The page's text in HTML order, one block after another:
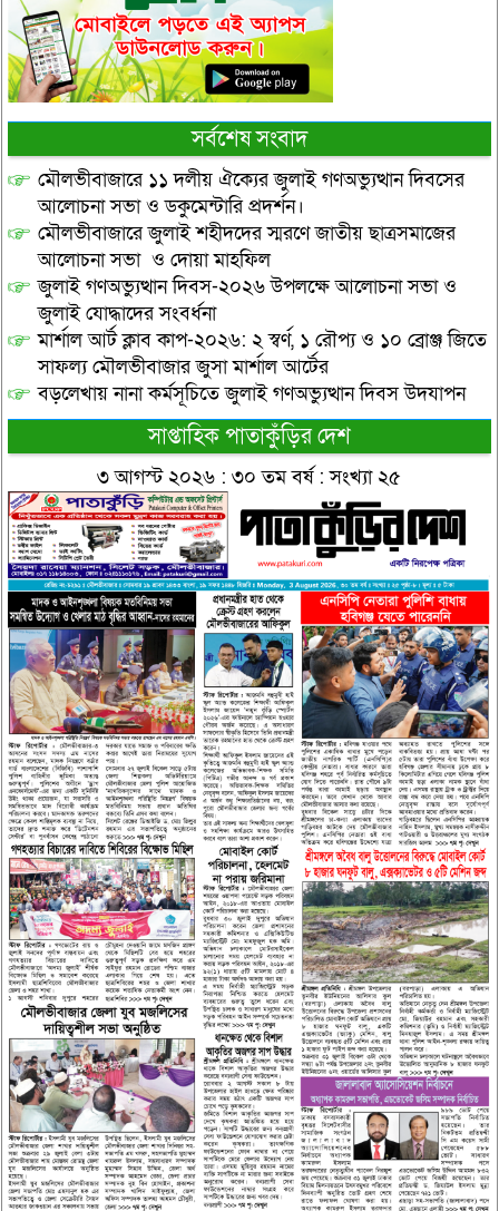
সর্বশেষ সংবাদ
মৌলভীবাজারে ১১ দলীয় ঐক্যের জুলাই গণঅভ্যুত্থান দিবসের
আলোচনা সভা ও ডকুমেন্টারি প্রদর্শন।
মৌলভীবাজারে জুলাই শহীদদের স্মরণে জাতীয় ছাত্রসমাজের
আলোচনা সভা ও দোয়া মাহফিল
জুলাই গণঅভ্যুত্থান দিবস-২০২৬ উপলক্ষে আলোচনা সভা ও
জুলাই যোদ্ধাদের সংবর্ধনা
মার্শাল আর্ট ক্লাব কাপ-২০২৬: ২ স্বর্ণ, ১ রৌপ্য ও ১০ ব্রোঞ্জ জিতে
সাফল্য মৌলভীবাজার জুসা মার্শাল আর্টের
বড়লেখায় নানা কর্মসূচিতে জুলাই গণঅভ্যুত্থান দিবস উদযাপন
সাপ্তাহিক পাতাকুঁড়ির দেশ
৩ আগস্ট ২০২৬ : ৩০ তম বর্ষ : সংখ্যা ২৫